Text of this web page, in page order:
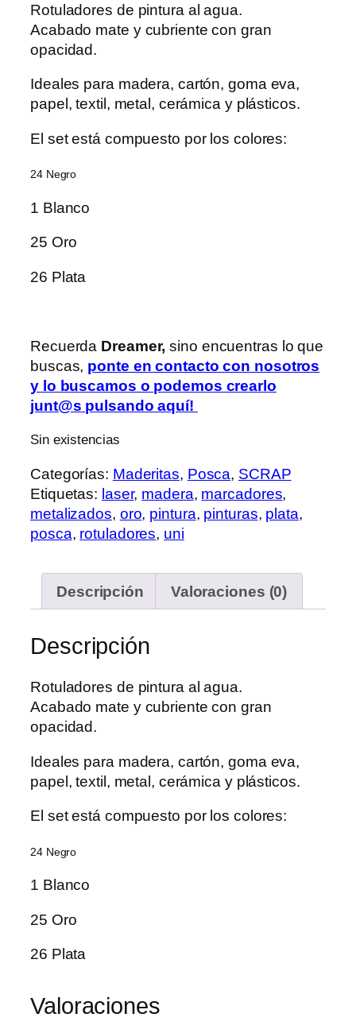
Rotuladores de pintura al agua.
Acabado mate y cubriente con gran
opacidad.
Ideales para madera, cartón, goma eva,
papel, textil, metal, cerámica y plásticos.
El set está compuesto por los colores:
24 Negro
1 Blanco
25 Oro
26 Plata
Recuerda Dreamer, sino encuentras lo que
buscas, ponte en contacto con nosotros
y lo buscamos o podemos crearlo
junt@s pulsando aquí!
Sin existencias
Categorías: Maderitas, Posca, SCRAP
Etiquetas: laser, madera, marcadores,
metalizados, oro, pintura, pinturas, plata,
posca, rotuladores, uni
Descripción Valoraciones (0)
Descripción
Rotuladores de pintura al agua.
Acabado mate y cubriente con gran
opacidad.
Ideales para madera, cartón, goma eva,
papel, textil, metal, cerámica y plásticos.
El set está compuesto por los colores:
24 Negro
1 Blanco
25 Oro
26 Plata
Valoraciones